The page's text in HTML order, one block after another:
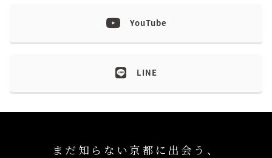
YouTube
LINE
まだ知らない京都に出会う、